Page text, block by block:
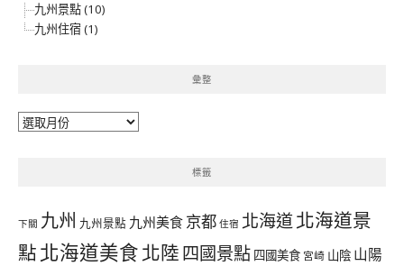
九州景點 (10)
九州住宿 (1)
彙整
彙
標籤
下關 九州 九州景點 九州美食 京都 住宿 北海道北海道景
點北海道美食北陸四國景點 四國美食 宮崎 山陰 山陽